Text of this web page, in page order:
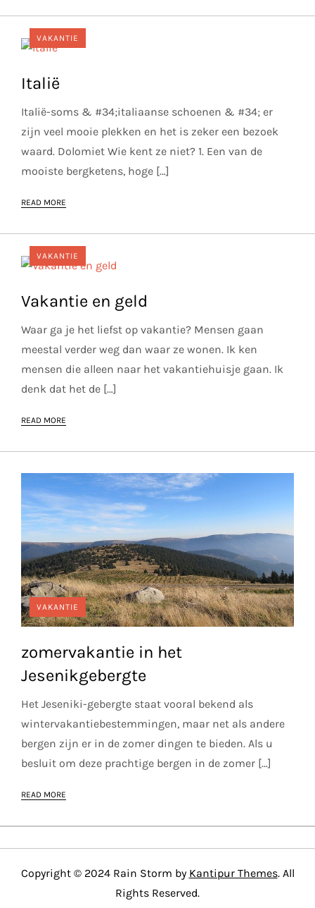
VAKANTIE
Italië
Italië-soms & #34;italiaanse schoenen & #34; er
zijn veel mooie plekken en het is zeker een bezoek
waard. Dolomiet Wie kent ze niet? 1. Een van de
mooiste bergketens, hoge […]
READ MORE
VAKANTIE
Vakantie en geld
Waar ga je het liefst op vakantie? Mensen gaan
meestal verder weg dan waar ze wonen. Ik ken
mensen die alleen naar het vakantiehuisje gaan. Ik
denk dat het de […]
READ MORE
VAKANTIE
zomervakantie in het
Jesenikgebergte
Het Jeseniki-gebergte staat vooral bekend als
wintervakantiebestemmingen, maar net als andere
bergen zijn er in de zomer dingen te bieden. Als u
besluit om deze prachtige bergen in de zomer […]
READ MORE
Copyright © 2024 Rain Storm by Kantipur Themes. All
Rights Reserved.